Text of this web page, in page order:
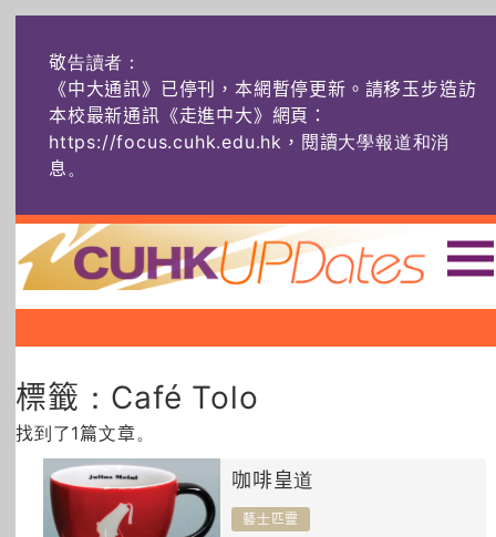
敬告讀者：
《中大通訊》已停刊，本網暫停更新。請移玉步造訪
本校最新通訊《走進中大》網頁：
https://focus.cuhk.edu.hk，閱讀大學報道和消
息。
主頁 |||
社創薈動 六物窺人
藝士匹靈 雅共賞
所有主題
標籤：Café Tolo
找到了1篇文章。
咖啡皇道
藝士匹靈